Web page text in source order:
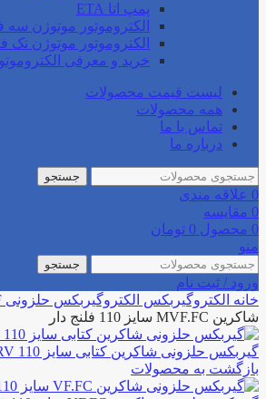
پمپ اتا ETA
الکتروموتور موتوژن سه
الکتروموتور موتوژن تک
خرید و معرفی
لیست قیمت محصولات
همه محصولات
تماس با ما
درباره ما
جستجو
0 علاقه مندی
0 مقایسه
0 محصول 0 تومان
منو
جستجو
ورود / ثبت نام
خانه الکتروگیربکس الکتروگیربکس حلزونی
شاکرین MVF.FC سایز 110 فلنج دار
گیربکس حلزونی شاکرین کتابی سایز 110 SHMRV
بازگشت به محصولات